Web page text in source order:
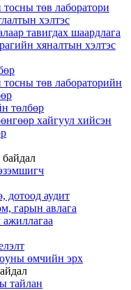
төв лаборатори
хэлтэс
тавигдах шаардлага
хяналтын хэлтэс
төв лабораторийн
төлбөр
хайгуул хийсэн
дотоод аудит
гарын авлага
өмчийн эрх
тайлан